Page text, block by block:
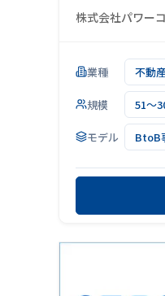
株式会社パワー
業種 不動
規模 51～
モデル BtoB